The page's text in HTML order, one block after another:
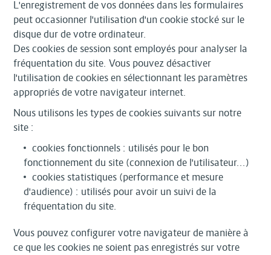
L'enregistrement de vos données dans les formulaires
peut occasionner l'utilisation d'un cookie stocké sur le
disque dur de votre ordinateur.
Des cookies de session sont employés pour analyser la
fréquentation du site. Vous pouvez désactiver
l'utilisation de cookies en sélectionnant les paramètres
appropriés de votre navigateur internet.
Nous utilisons les types de cookies suivants sur notre
site :
cookies fonctionnels : utilisés pour le bon
fonctionnement du site (connexion de l'utilisateur...)
cookies statistiques (performance et mesure
d'audience) : utilisés pour avoir un suivi de la
fréquentation du site.
Vous pouvez configurer votre navigateur de manière à
ce que les cookies ne soient pas enregistrés sur votre